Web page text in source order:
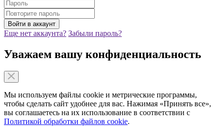
Еще нет аккаунта? Забыли пароль?
Уважаем вашу конфиденциальность
Мы используем файлы cookie и метрические программы,
чтобы сделать сайт удобнее для вас. Нажимая «Принять все»,
вы соглашаетесь на их использование в соответствии с
Политикой обработки файлов cookie.